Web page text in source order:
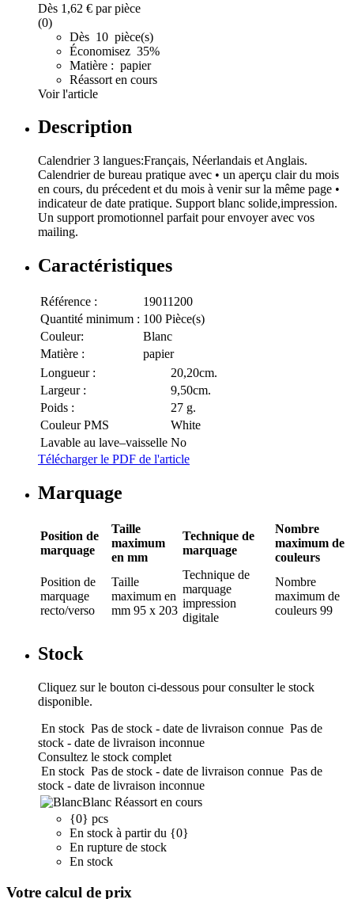
Dès 1,62 € par pièce
(0)
Dès 10 pièce(s)
Économisez 35%
Matière : papier
Réassort en cours
Voir l'article
Description
Calendrier 3 langues:Français, Néerlandais et Anglais.
Calendrier de bureau pratique avec • un aperçu clair du mois
en cours, du précedent et du mois à venir sur la même page •
indicateur de date pratique. Support blanc solide,impression.
Un support promotionnel parfait pour envoyer avec vos
mailing.
Caractéristiques
Référence :
19011200
Quantité minimum : 100 Pièce(s)
Couleur:
Blanc
Matière :
papier
Longueur :
20,20cm.
Largeur :
9,50cm.
Poids :
27 g.
Couleur PMS
White
Lavable au lave–vaisselle No
Télécharger le PDF de l'article
Marquage
Position de
marquage
Taille
maximum
en mm
Technique de
marquage
Nombre
maximum de
couleurs
Position de
marquage
recto/verso
Taille
maximum en
mm 95 x 203
Technique de
marquage
impression
digitale
Nombre
maximum de
couleurs 99
Stock
Cliquez sur le bouton ci-dessous pour consulter le stock
disponible.
En stock Pas de stock - date de livraison connue Pas de
stock - date de livraison inconnue
Consultez le stock complet
En stock Pas de stock - date de livraison connue Pas de
stock - date de livraison inconnue
Blanc Réassort en cours
{0} pcs
En stock à partir du {0}
En rupture de stock
En stock
Votre calcul de prix